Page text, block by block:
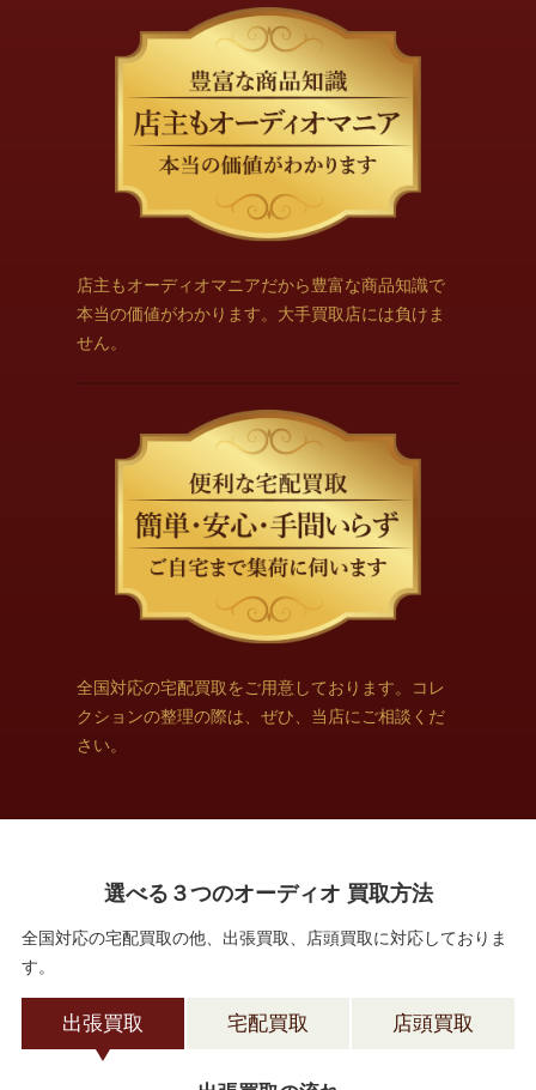
店主もオーディオマニアだから豊富な商品知識で
本当の価値がわかります。大手買取店には負けま
せん。
全国対応の宅配買取をご用意しております。コレ
クションの整理の際は、ぜひ、当店にご相談くだ
さい。
選べる３つのオーディオ 買取方法
全国対応の宅配買取の他、出張買取、店頭買取に対応しておりま
す。
出張買取 宅配買取 店頭買取